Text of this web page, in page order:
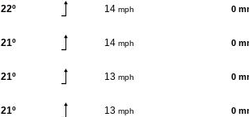
22º 14 mph 0
21º 14 mph 0
21º 13 mph 0
21º 13 mph 0